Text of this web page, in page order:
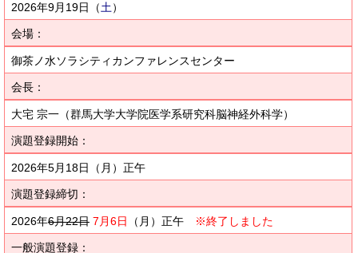
2026年9月19日 （土）
会場：
御茶ノ水ソラシティカンファレンスセンター
会長：
大宅 宗一（群馬大学大学院医学系研究科脳神経外科学）
演題登録開始：
2026年5月18日（月）正午
演題登録締切：
2026年6月22日 7月6日 （月）正午 ※終了しました
一般演題登録：